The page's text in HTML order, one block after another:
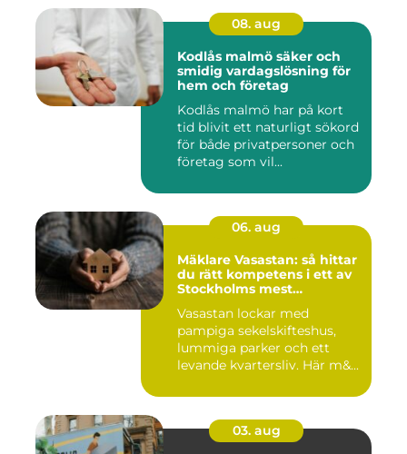
08. aug
Kodlås malmö säker och
smidig vardagslösning för
hem och företag
Kodlås malmö har på kort
tid blivit ett naturligt sökord
för både privatpersoner och
företag som vil...
06. aug
Mäklare Vasastan: så hittar
du rätt kompetens i ett av
Stockholms mest
Vasastan lockar med
pampiga sekelskifteshus,
lummiga parker och ett
levande kvartersliv. Här m&...
03. aug